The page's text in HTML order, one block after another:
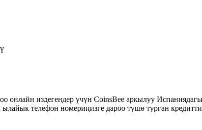
онлайн издегендер үчүн CoinsBee аркылуу
телефон номериңизге дароо түшө турган